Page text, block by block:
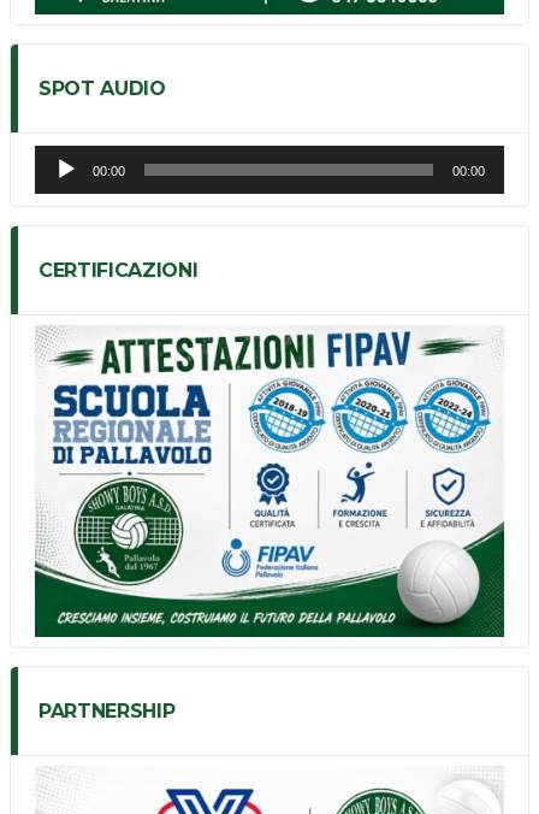
SPOT AUDIO
Audio
Player
00:00 00:00
CERTIFICAZIONI
PARTNERSHIP